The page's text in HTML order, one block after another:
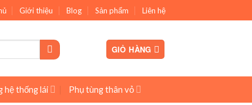
Giới thiệu Blog Sản phẩm Liên hệ
GIỎ HÀNG
hệ thống lái Phụ tùng thân vỏ